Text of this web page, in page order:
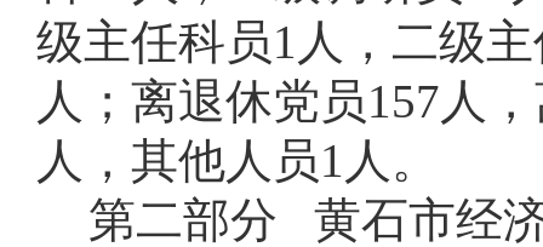
级主任科员1人，二级
人；离退休党员157人
人，其他人员1人。
第二部分
黄石市经